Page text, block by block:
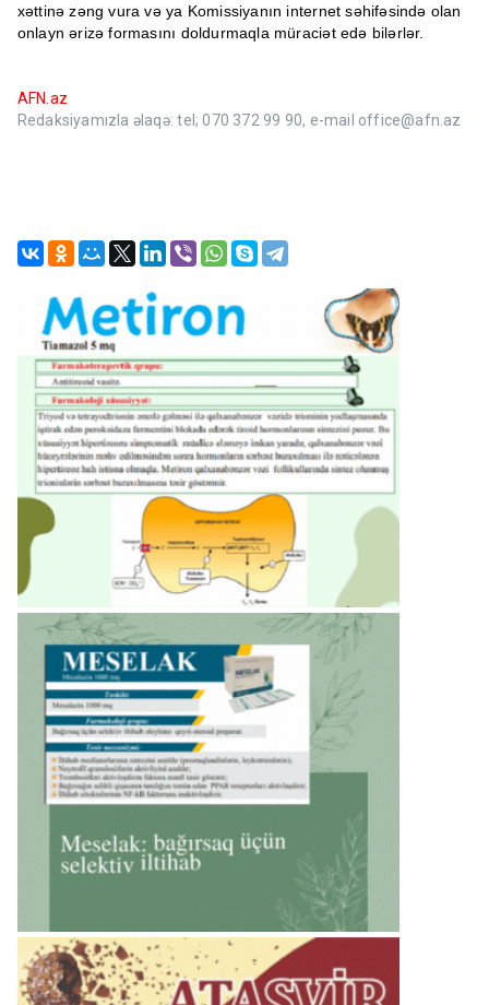
xəttinə zəng vura və ya Komissiyanın internet səhifəsində olan
onlayn ərizə formasını doldurmaqla müraciət edə bilərlər.
AFN.az
Redaksiyamızla əlaqə: tel; 070 372 99 90, e-mail office@afn.az